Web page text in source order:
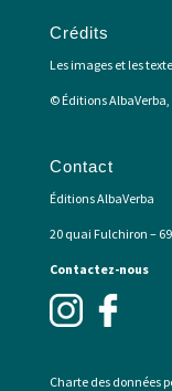
Crédits
Les images et les
© Éditions AlbaVerba,
Contact
Éditions AlbaVerba
20 quai Fulchiron –
Contactez-nous
Charte des données